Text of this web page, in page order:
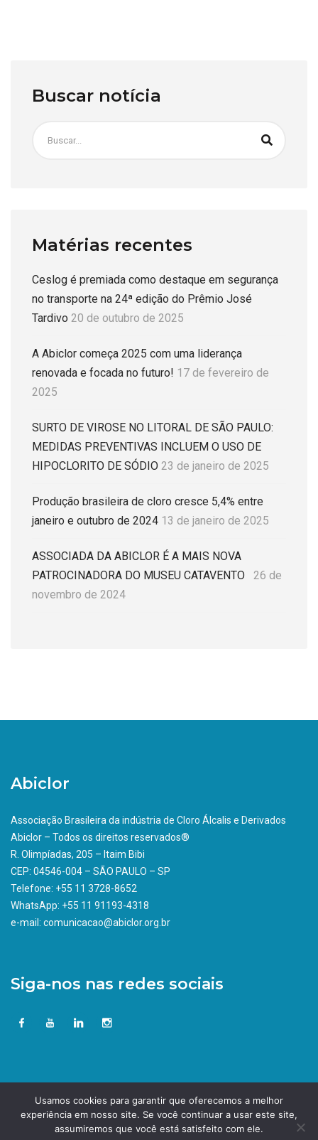
Buscar notícia
Matérias recentes
Ceslog é premiada como destaque em segurança
no transporte na 24ª edição do Prêmio José
Tardivo 20 de outubro de 2025
A Abiclor começa 2025 com uma liderança
renovada e focada no futuro! 17 de fevereiro de
2025
SURTO DE VIROSE NO LITORAL DE SÃO PAULO:
MEDIDAS PREVENTIVAS INCLUEM O USO DE
HIPOCLORITO DE SÓDIO 23 de janeiro de 2025
Produção brasileira de cloro cresce 5,4% entre
janeiro e outubro de 2024 13 de janeiro de 2025
ASSOCIADA DA ABICLOR É A MAIS NOVA
PATROCINADORA DO MUSEU CATAVENTO
26 de
novembro de 2024
Abiclor
Associação Brasileira da indústria de Cloro Álcalis e Derivados
Abiclor – Todos os direitos reservados®
R. Olimpíadas, 205 – Itaim Bibi
CEP: 04546-004 – SÃO PAULO – SP
Telefone: +55 11 3728-8652
WhatsApp: +55 11 91193-4318
e-mail: comunicacao@abiclor.org.br
Siga-nos nas redes sociais
Usamos cookies para garantir que oferecemos a melhor
experiência em nosso site. Se você continuar a usar este site,
assumiremos que você está satisfeito com ele.